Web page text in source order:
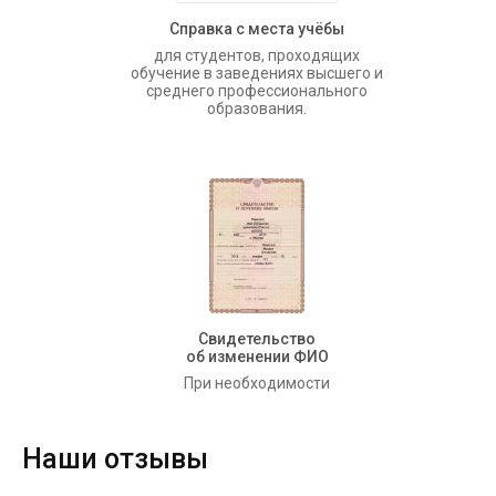
Справка с места учёбы
для студентов, проходящих
обучение в заведениях высшего и
среднего профессионального
образования.
Свидетельство
об изменении ФИО
При необходимости
Наши отзывы